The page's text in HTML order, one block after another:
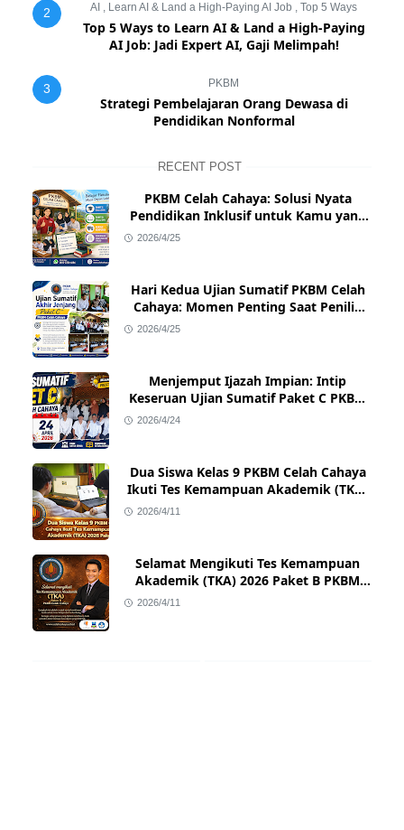
2 AI , Learn AI & Land a High-Paying AI Job , Top 5 Ways
Top 5 Ways to Learn AI & Land a High-Paying
AI Job: Jadi Expert AI, Gaji Melimpah!
3 PKBM
Strategi Pembelajaran Orang Dewasa di
Pendidikan Nonformal
RECENT POST
PKBM Celah Cahaya: Solusi Nyata
Pendidikan Inklusif untuk Kamu yang
Ingin Bangkit & Sukses
2026/4/25
Hari Kedua Ujian Sumatif PKBM Celah
Cahaya: Momen Penting Saat Penilik
Kecamatan Singajaya Turun Langsung!
2026/4/25
Menjemput Ijazah Impian: Intip
Keseruan Ujian Sumatif Paket C PKBM
Celah Cahaya di Sukawangi!
2026/4/24
Dua Siswa Kelas 9 PKBM Celah Cahaya
Ikuti Tes Kemampuan Akademik (TKA)
2026/4/11
Selamat Mengikuti Tes Kemampuan
Akademik (TKA) 2026 Paket B PKBM
2026/4/11